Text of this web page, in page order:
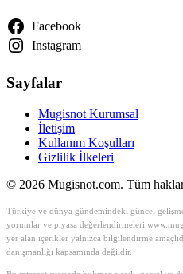
Facebook
Instagram
Sayfalar
Mugisnot Kurumsal
İletişim
Kullanım Koşulları
Gizlilik İlkeleri
© 2026 Mugisnot.com. Tüm hakları
Türkiye ve dünya gündemindeki güncel
yorumlar ve piyasa değerlendirmeleri
yer alan içerikler yalnızca bilgilendirme
danışmanlığı kapsamında değildir.